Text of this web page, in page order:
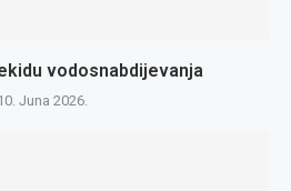
vodosnabdijevanja
Juna 2026.